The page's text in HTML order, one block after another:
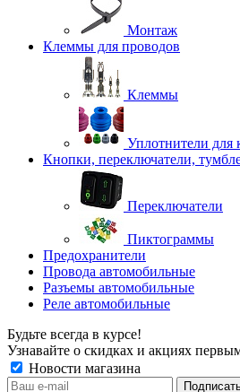
Монтаж
Клеммы для проводов
Клеммы
Уплотнители для
Кнопки, переключатели,
Переключатели
Пиктограммы
Предохранители
Провода автомобильные
Разъемы автомобильные
Реле автомобильные
Будьте всегда в курсе!
Узнавайте о скидках и акциях
Новости магазина